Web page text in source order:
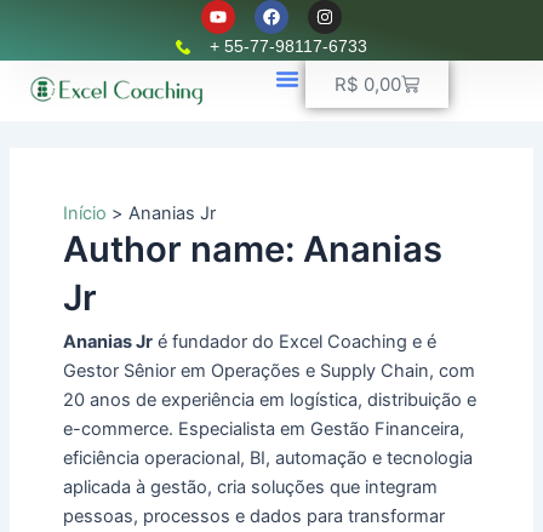
conteúdo
Y
o
u
t
F
a
c
e
b
o
I
n
s
t
r
+ 55-77-98117-6733
R$ 0,00Carrinho
Início Ananias Jr
Author name: Ananias
Jr
Ananias Jré fundador do Excel Coaching e é
Gestor Sênior em Operações e Supply Chain, com
20 anos de experiência em logística, distribuição e
e-commerce. Especialista em Gestão Financeira,
eficiência operacional, BI, automação e tecnologia
aplicada à gestão, cria soluções que integram
pessoas, processos e dados para transformar